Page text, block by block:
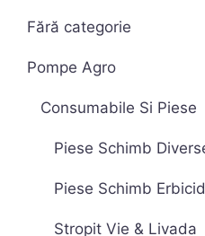
Fără categorie
Pompe Agro
Consumabile Si Piese
Piese Schimb
Piese Schimb
Stropit Vie & Livada